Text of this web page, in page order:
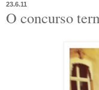
23.6.11
O concurso